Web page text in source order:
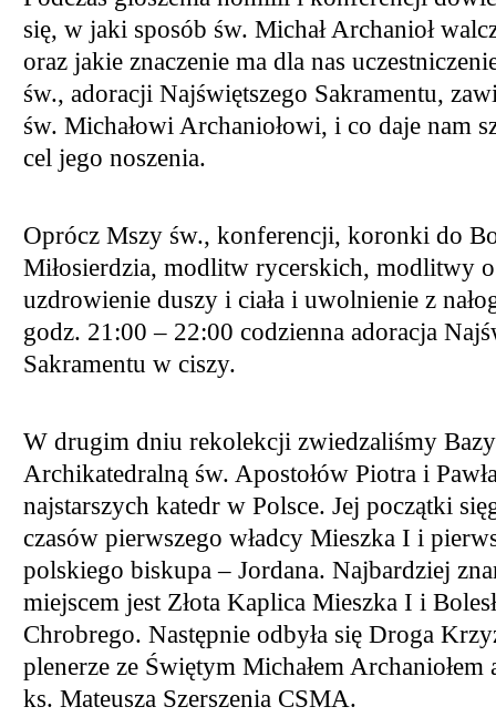
się, w jaki sposób św. Michał Archanioł
oraz jakie znaczenie ma dla nas
św., adoracji Najświętszego Sakramentu,
św. Michałowi Archaniołowi, i co daje nam
cel jego noszenia.
Oprócz Mszy św., konferencji, koronki do
Miłosierdzia, modlitw rycerskich, modlitwy o
uzdrowienie duszy i ciała i uwolnienie z
godz. 21:00 – 22:00 codzienna adoracja
Sakramentu w ciszy.
W drugim dniu rekolekcji zwiedzaliśmy
Archikatedralną św. Apostołów Piotra i
najstarszych katedr w Polsce. Jej początki
czasów pierwszego władcy Mieszka I i
polskiego biskupa – Jordana. Najbardziej
miejscem jest Złota Kaplica Mieszka I i
Chrobrego. Następnie odbyła się Droga
plenerze ze Świętym Michałem Archaniołem
ks. Mateusza Szerszenia CSMA.